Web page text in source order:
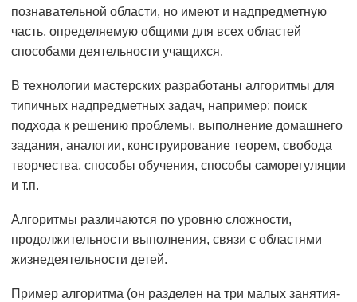
познавательной области, но имеют и надпредметную
часть, определяемую общими для всех областей
способами деятельности учащихся.
В технологии мастерских разработаны алгоритмы для
типичных надпредметных задач, например: поиск
подхода к решению проблемы, выполнение домашнего
задания, аналогии, конструирование теорем, свобода
творчества, способы обучения, способы саморегуляции
и т.п.
Алгоритмы различаются по уровню сложности,
продолжительности выполнения, связи с областями
жизнедеятельности детей.
Пример алгоритма (он разделен на три малых занятия-